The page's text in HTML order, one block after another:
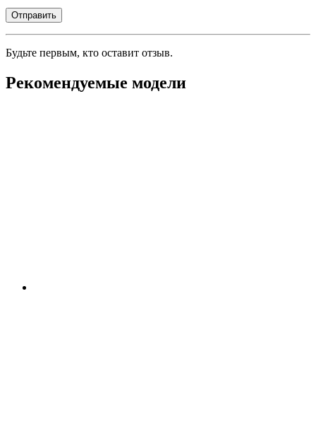
Будьте первым, кто оставит отзыв.
Рекомендуемые модели